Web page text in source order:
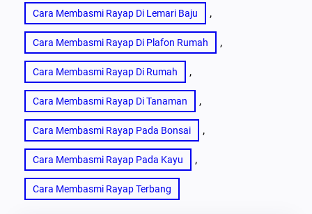
Cara Membasmi Rayap Di Lemari Baju ,
Cara Membasmi Rayap Di Plafon Rumah ,
Cara Membasmi Rayap Di Rumah ,
Cara Membasmi Rayap Di Tanaman ,
Cara Membasmi Rayap Pada Bonsai ,
Cara Membasmi Rayap Pada Kayu ,
Cara Membasmi Rayap Terbang